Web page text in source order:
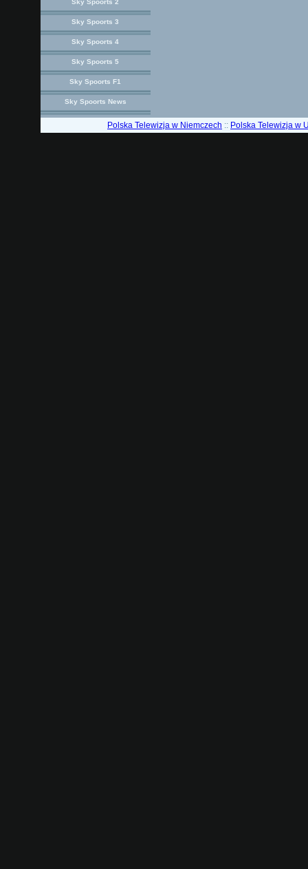
Sky Spoorts 2
Sky Spoorts 3
Sky Spoorts 4
Sky Spoorts 5
Sky Spoorts F1
Sky Spoorts News
Polska Telewizja w Niemczech :: Polska Telewizja w